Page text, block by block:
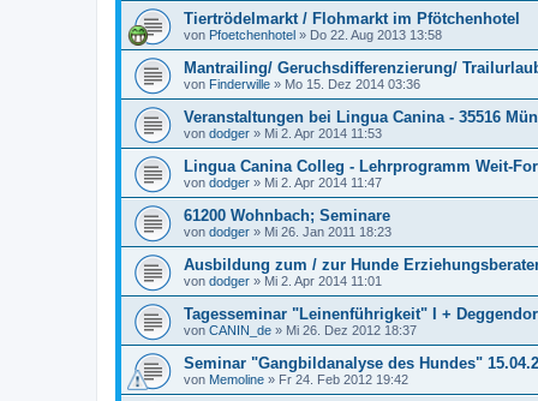
Tiertrödelmarkt / Flohmarkt im Pfötchenhotel
von Pfoetchenhotel » Do 22. Aug 2013 13:58
Mantrailing/ Geruchsdifferenzierung/
von Finderwille » Mo 15. Dez 2014 03:36
Veranstaltungen bei Lingua Canina - 35516
von dodger » Mi 2. Apr 2014 11:53
Lingua Canina Colleg - Lehrprogramm Weit-
von dodger » Mi 2. Apr 2014 11:47
61200 Wohnbach; Seminare
von dodger » Mi 26. Jan 2011 18:23
Ausbildung zum / zur Hunde
von dodger » Mi 2. Apr 2014 11:01
Tagesseminar "Leinenführigkeit" I +
von CANIN_de » Mi 26. Dez 2012 18:37
Seminar "Gangbildanalyse des Hundes"
von Memoline » Fr 24. Feb 2012 19:42